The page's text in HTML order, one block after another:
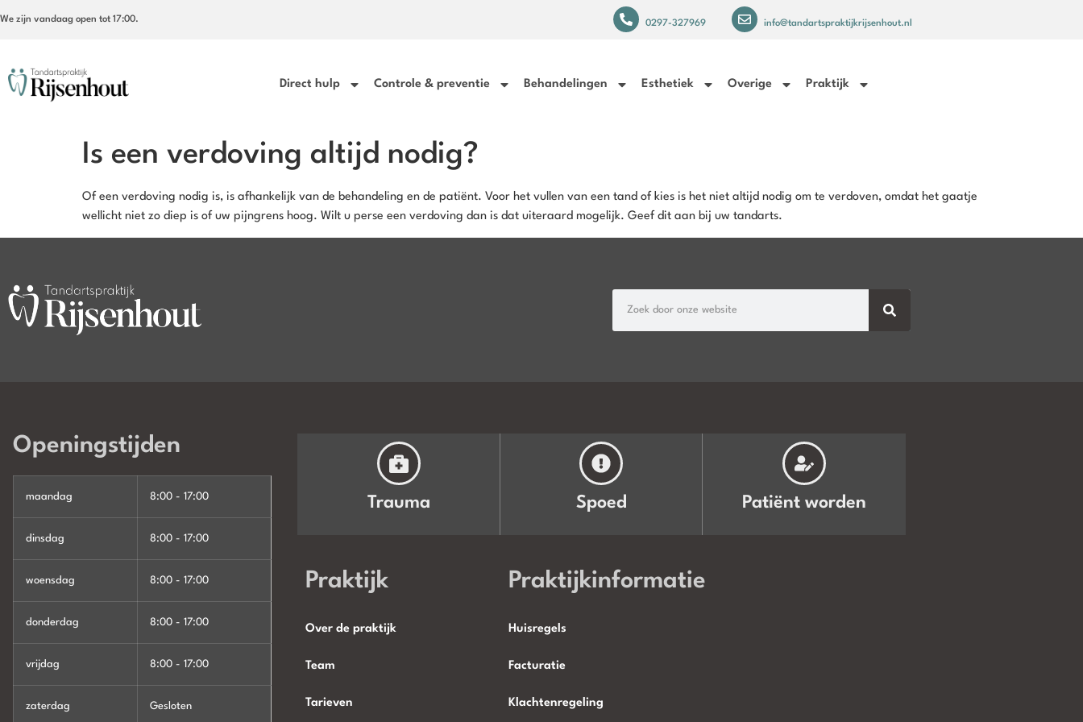
We zijn vandaag open tot 17:00. 0297-327969 info@tandartspraktijkrijsenhout.nl
Direct hulp Controle & preventie Behandelingen Esthetiek Overige Praktijk
Is een verdoving altijd nodig?
Of een verdoving nodig is, is afhankelijk van de behandeling en de patiënt. Voor het vullen van een tand of kies is het niet altijd nodig om te verdoven, omdat het gaatje
wellicht niet zo diep is of uw pijngrens hoog. Wilt u perse een verdoving dan is dat uiteraard mogelijk. Geef dit aan bij uw tandarts.
Openingstijden
maandag 8:00 - 17:00
dinsdag 8:00 - 17:00
woensdag 8:00 - 17:00
donderdag 8:00 - 17:00
vrijdag 8:00 - 17:00
zaterdag Gesloten
Trauma Spoed Patiënt worden
Praktijk
Over de praktijk
Team
Tarieven
Praktijkinformatie
Huisregels
Facturatie
Klachtenregeling